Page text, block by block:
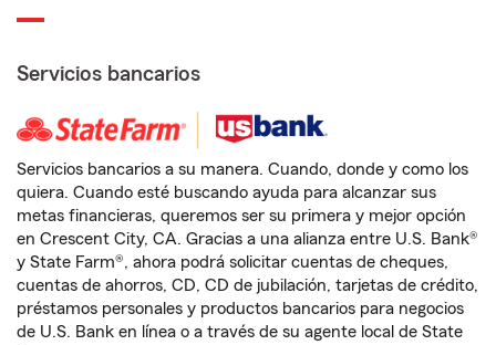
Servicios bancarios
Servicios bancarios a su manera. Cuando, donde y como los
quiera. Cuando esté buscando ayuda para alcanzar sus
metas financieras, queremos ser su primera y mejor opción
en Crescent City, CA. Gracias a una alianza entre U.S. Bank®
y State Farm®, ahora podrá solicitar cuentas de cheques,
cuentas de ahorros, CD, CD de jubilación, tarjetas de crédito,
préstamos personales y productos bancarios para negocios
de U.S. Bank en línea o a través de su agente local de State